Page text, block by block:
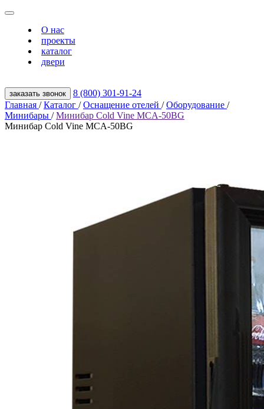
О нас
проекты
каталог
двери
заказать звонок
8 (800) 301‑91‑24
Главная / Каталог / Оснащение отелей / Оборудование /
Минибары / Минибар Cold Vine MCA-50BG
Минибар Cold Vine MCA-50BG